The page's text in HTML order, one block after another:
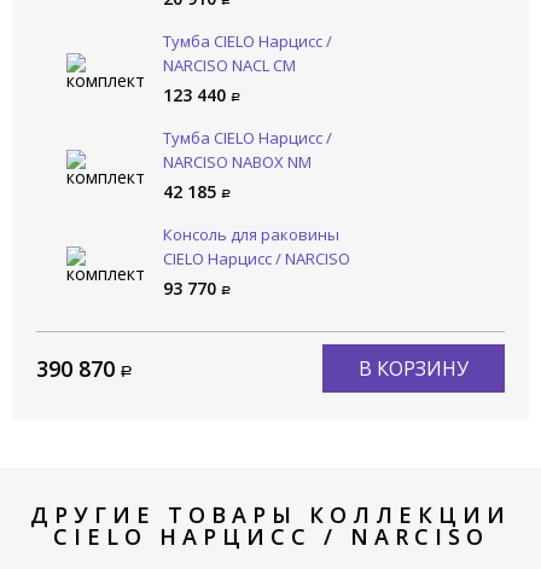
Тумба CIELO Нарцисс /
NARCISO NACL CM
123 440
Тумба CIELO Нарцисс /
NARCISO NABOX NM
42 185
Консоль для раковины
CIELO Нарцисс / NARCISO
NASTM NM
93 770
390 870 В КОРЗИНУ
ДРУГИЕ ТОВАРЫ КОЛЛЕКЦИИ
CIELO НАРЦИСС / NARCISO